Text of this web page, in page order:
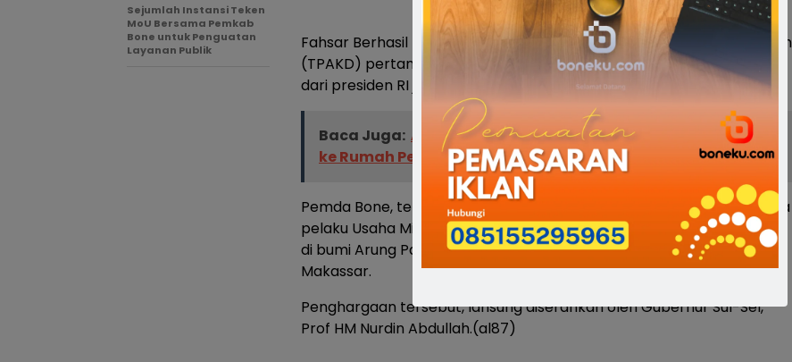
Fahsar Berhasil membentuk Tim percepatan akses Keuangan Daerah
(TPAKD) pertama di Sulawesi Selatan, setelah mendapatkan instruksi
dari presiden RI jokoWidodo.
Baca Juga: ASN Bone WFH Setiap Rabu, Bupati Ancam Sidak
ke Rumah Pegawai
Pemda Bone, telah melakukan Upaya-upaya dan menjembatani para
pelaku Usaha Mikro dan Ukm sehingga perputaran industri keuangan
di bumi Arung Palakka mampu menjadi terbaik dibawah kota
Makassar.
Penghargaan tersebut, lansung diserahkan oleh Gubernur Sul-Sel,
Prof HM Nurdin Abdullah.(al87)
Sejumlah Instansi Teken
MoU Bersama Pemkab
Bone untuk Penguatan
Layanan Publik